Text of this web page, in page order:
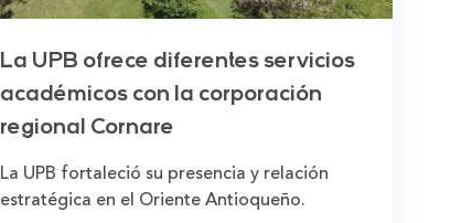
La UPB ofrece diferentes servicios
académicos con la corporación
regional Cornare
La UPB fortaleció su presencia y relación
estratégica en el Oriente Antioqueño.